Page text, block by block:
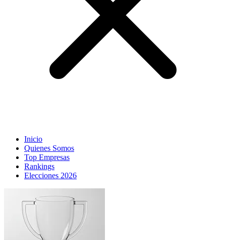
Inicio
Quienes Somos
Top Empresas
Rankings
Elecciones 2026